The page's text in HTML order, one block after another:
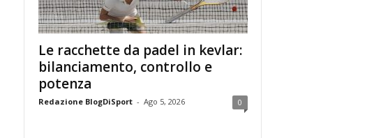
Le racchette da padel in kevlar:
bilanciamento, controllo e
potenza
Redazione BlogDiSport - Ago 5, 2026 0